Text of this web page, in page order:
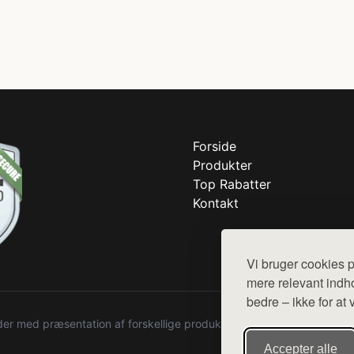
Vi bruger cookies
mere relevant
bedre – ikke for
Accepter alle
Forside
Produkter
Top Rabatter
Kontakt
med præsentation af forskellige produkter fra diverse